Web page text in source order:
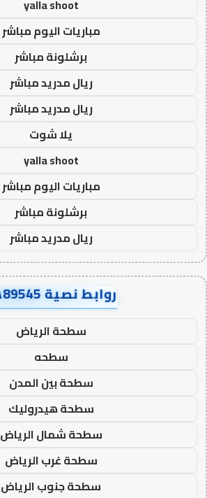
yalla shoot
مباريات اليوم مباشر
برشلونة مباشر
ريال مدريد مباشر
ريال مدريد مباشر
يلا شوت
yalla shoot
مباريات اليوم مباشر
برشلونة مباشر
ريال مدريد مباشر
روابط نصية AA89545
سطحة الرياض
سطحه
سطحة بين المدن
سطحة هيدروليك
سطحة شمال الرياض
سطحة غرب الرياض
سطحة جنوب الرياض